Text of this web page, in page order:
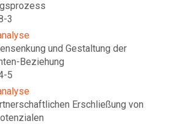
3
und Gestaltung der
Beziehung
5
Erschließung von